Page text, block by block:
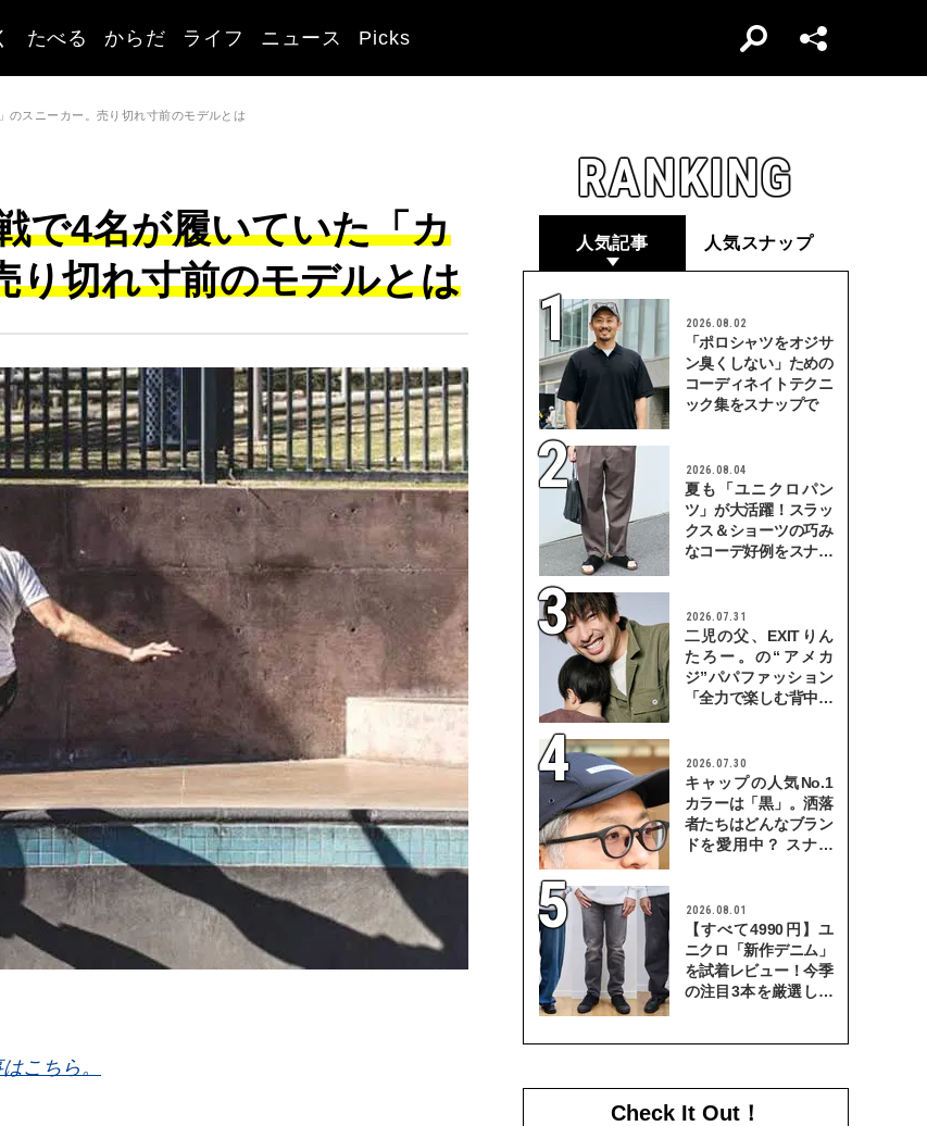
たべる からだ ライフ ニュース Picks
のスニーカー。売り切れ寸前のモデルとは
で4名が履いていた「カ
り切れ寸前のモデルとは
こちら。
RANKING
人気記事 人気スナップ
2026.08.02
「ポロシャツをオジサ
ン臭くしない」ための
コーディネイトテクニ
ック集をスナップで
2026.08.04
夏も「ユニクロパン
ツ」が大活躍！スラッ
クス＆ショーツの巧み
なコーデ好例をスナッ
2026.07.31
二児の父、EXITりん
たろー。の“アメカ
ジ”パパファッション
「全力で楽しむ背中を
2026.07.30
キャップの人気No.1
カラーは「黒」。洒落
者たちはどんなブラン
ドを愛用中？ スナッ
2026.08.01
【すべて4990円】ユ
ニクロ「新作デニム」
を試着レビュー！今季
の注目3本を厳選して
Check It Out！